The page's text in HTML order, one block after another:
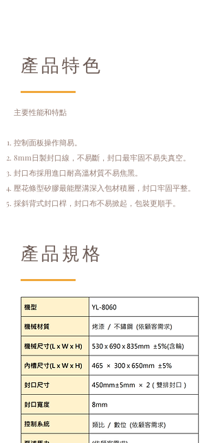
產品特色
主要性能和特點
控制面板操作簡易。
8mm日製封口線，不易斷，封口最牢固不易失真空。
封口布採用進口耐高溫材質不易焦黑。
壓花條型矽膠最能壓溝深入包材積層，封口牢固平整。
​採斜背式封口桿，封口布不易掀起，包裝更順手。
產品規格